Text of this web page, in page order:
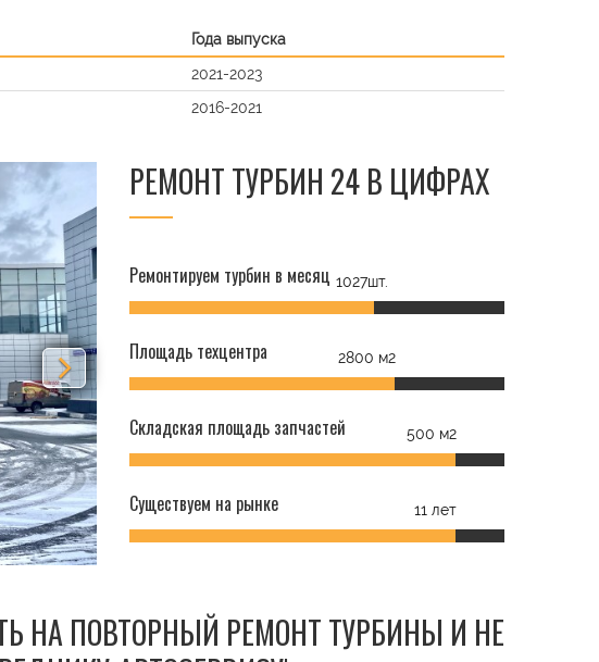
Года выпуска
2021-2023
2016-2021
РЕМОНТ ТУРБИН 24 В ЦИФРАХ
Ремонтируем турбин в месяц 1027шт.
Площадь техцентра 2800 м2
Складская площадь запчастей 500 м2
Существуем на рынке 11 лет
НА ПОВТОРНЫЙ РЕМОНТ ТУРБИНЫ И НЕ